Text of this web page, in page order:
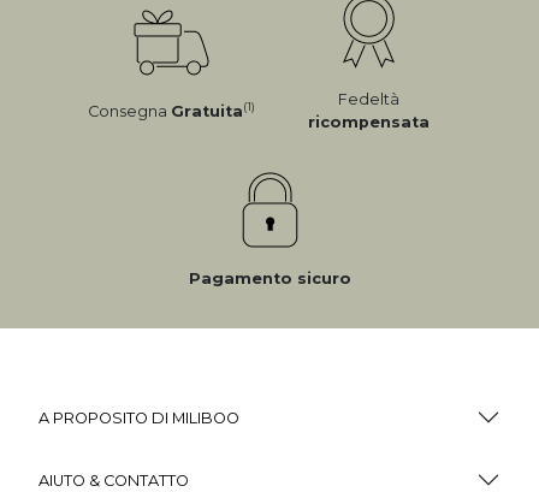
Consegna Gratuita(1)
Fedeltà
ricompensata
Pagamento sicuro
A PROPOSITO DI MILIBOO
AIUTO & CONTATTO